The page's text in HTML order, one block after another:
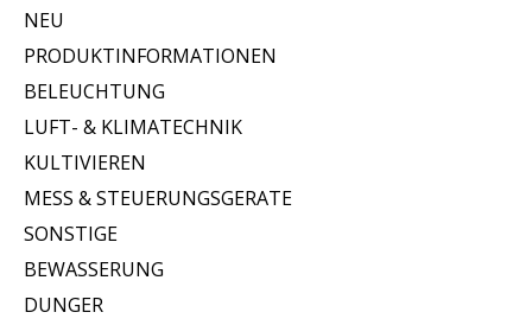
NEU
PRODUKTINFORMATIONEN
BELEUCHTUNG
LUFT- & KLIMATECHNIK
KULTIVIEREN
MESS & STEUERUNGSGERATE
SONSTIGE
BEWASSERUNG
DUNGER